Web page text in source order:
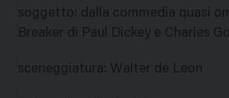
soggetto: dalla commedia quasi
Breaker di Paul Dickey e Charles
sceneggiatura: Walter de Leon